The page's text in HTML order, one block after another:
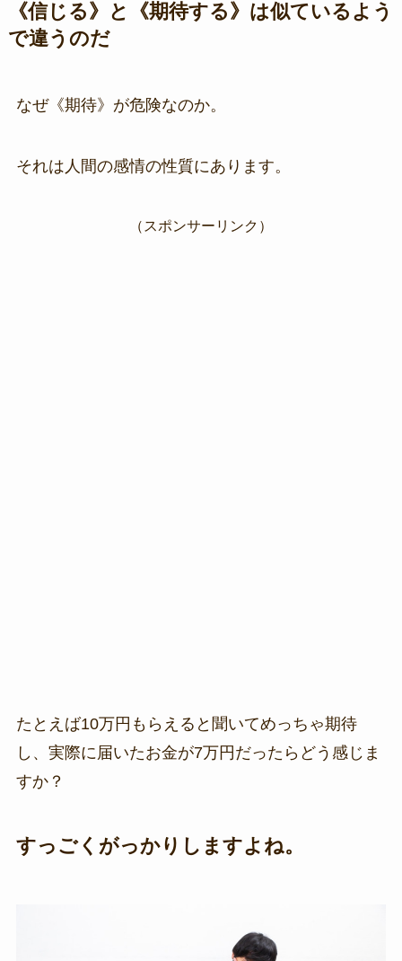
《信じる》と《期待する》は似ているよう
で違うのだ
なぜ《期待》が危険なのか。
それは人間の感情の性質にあります。
（スポンサーリンク）
たとえば10万円もらえると聞いてめっちゃ期待
し、実際に届いたお金が7万円だったらどう感じま
すか？
すっごくがっかりしますよね。